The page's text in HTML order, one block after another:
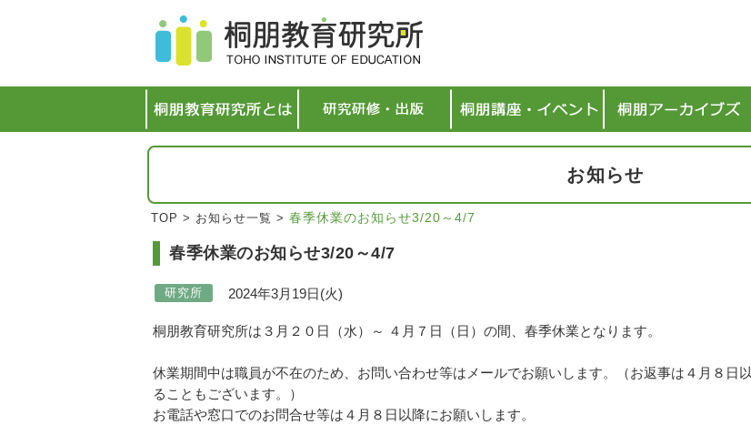
お知らせ
TOP > お知らせ一覧 > 春季休業のお知らせ3/20～4/7
春季休業のお知らせ3/20～4/7
研究所 2024年3月19日(火)
桐朋教育研究所は３月２０日（水）～ ４月７日（日）の間、春季休業となります。
休業期間中は職員が不在のため、お問い合わせ等はメールでお願いします。（お返事は４月８日
ることもございます。）
お電話や窓口でのお問合せ等は４月８日以降にお願いします。